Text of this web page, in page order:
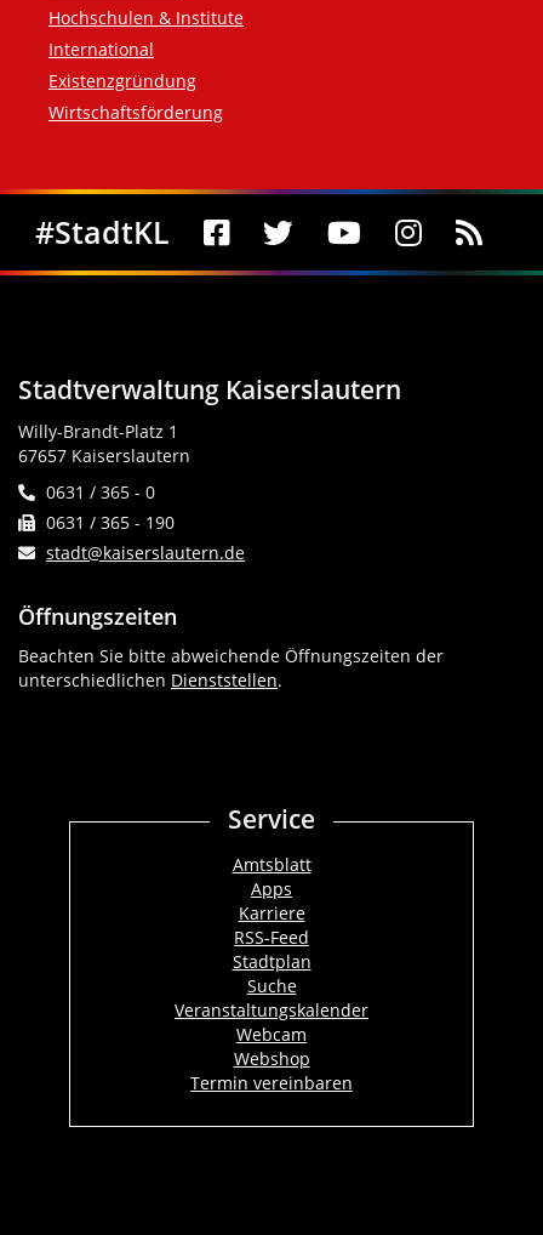
Hochschulen & Institute
International
Existenzgründung
Wirtschaftsförderung
Social Media
#StadtKL
Stadtverwaltung Kaiserslautern
Willy-Brandt-Platz 1
67657 Kaiserslautern
0631 / 365 - 0
0631 / 365 - 190
stadt@kaiserslautern.de
Öffnungszeiten
Beachten Sie bitte abweichende Öffnungszeiten der
unterschiedlichen Dienststellen.
Service
Amtsblatt
Apps
Karriere
RSS-Feed
Stadtplan
Suche
Veranstaltungskalender
Webcam
Webshop
Termin vereinbaren